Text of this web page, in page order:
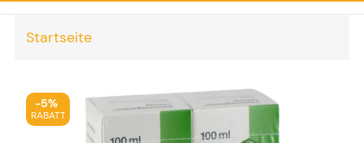
Startseite
-5%
RABATT